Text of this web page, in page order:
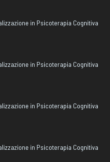
in Psicoterapia Cognitiva
in Psicoterapia Cognitiva
in Psicoterapia Cognitiva
in Psicoterapia Cognitiva